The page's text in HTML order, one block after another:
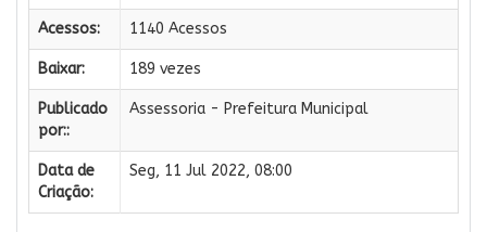
Acessos: 1140 Acessos
Baixar: 189 vezes
Publicado
por::
Assessoria - Prefeitura Municipal
Data de
Criação:
Seg, 11 Jul 2022, 08:00